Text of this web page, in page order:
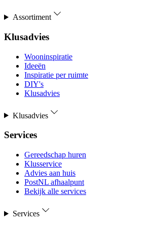
Assortiment
Klusadvies
Wooninspiratie
Ideeën
Inspiratie per ruimte
DIY's
Klusadvies
Klusadvies
Services
Gereedschap huren
Klusservice
Advies aan huis
PostNL afhaalpunt
Bekijk alle services
Services